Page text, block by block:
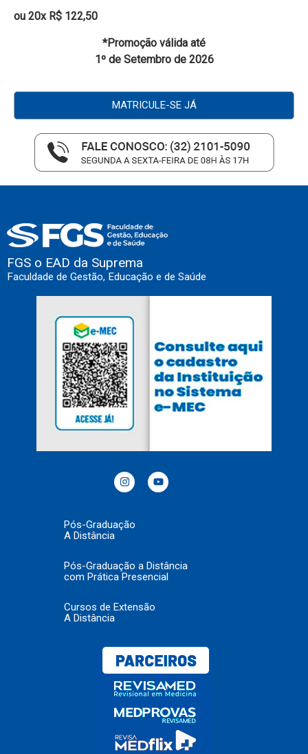
ou 20x R$ 122,50
*Promoção válida até
1º de Setembro de 2026
MATRICULE-SE JÁ
FGS o EAD da Suprema
Faculdade de Gestão, Educação e de Saúde
Pós-Graduação
A Distância
Pós-Graduação a Distância
com Prática Presencial
Cursos de Extensão
A Distância